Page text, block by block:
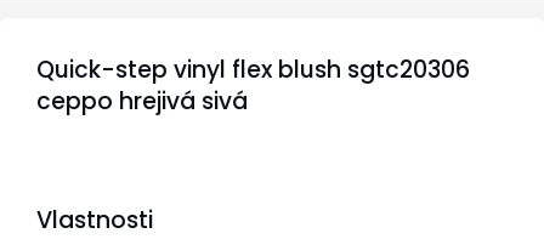
Quick-step vinyl flex blush sgtc20306
ceppo hrejivá sivá
Vlastnosti